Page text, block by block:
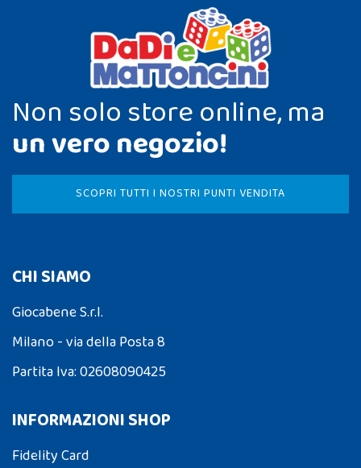
Non solo store online, ma
un vero negozio!
SCOPRI TUTTI I NOSTRI PUNTI VENDITA
CHI SIAMO
Giocabene S.r.l.
Milano - via della Posta 8
Partita Iva: 02608090425
INFORMAZIONI SHOP
Fidelity Card